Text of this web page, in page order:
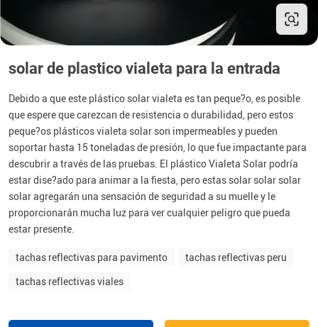
solar de plastico vialeta para la entrada
Debido a que este plástico solar vialeta es tan peque?o, es posible
que espere que carezcan de resistencia o durabilidad, pero estos
peque?os plásticos vialeta solar son impermeables y pueden
soportar hasta 15 toneladas de presión, lo que fue impactante para
descubrir a través de las pruebas. El plástico Vialeta Solar podría
estar dise?ado para animar a la fiesta, pero estas solar solar solar
solar agregarán una sensación de seguridad a su muelle y le
proporcionarán mucha luz para ver cualquier peligro que pueda
estar presente.
tachas reflectivas para pavimento tachas reflectivas peru
tachas reflectivas viales